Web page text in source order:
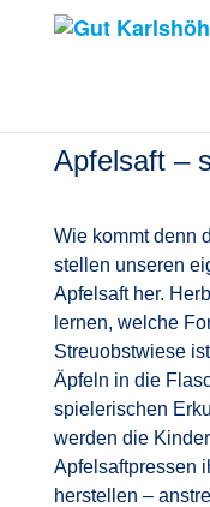
Apfelsaft –
Wie kommt denn
stellen unseren
Apfelsaft her.
lernen, welche
Streuobstwiese
Äpfeln in die
spielerischen
werden die
Apfelsaftpressen
herstellen –